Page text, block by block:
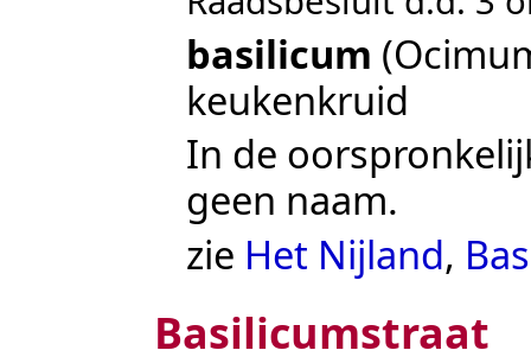
basilicum
keukenkruid
In de
geen naam.
zie Het Nijland,
Basilicumstraat